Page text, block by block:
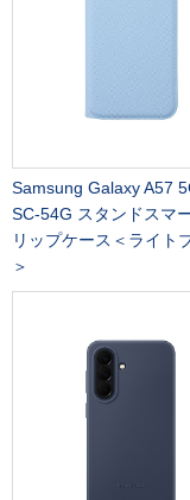
Samsung Galaxy A57
SC-54G スタンドスマ
リップケース＜ライト
＞